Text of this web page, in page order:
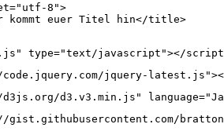
8">
kommt euer Titel hin</title>
type="text/javascript"></
jquery-
d3.v3.min.js"
brattonc/